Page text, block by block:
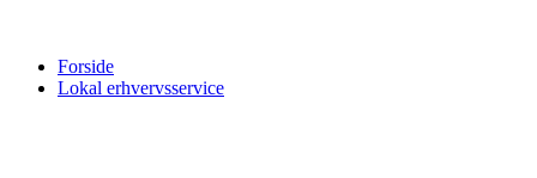
Forside
Lokal erhvervsservice